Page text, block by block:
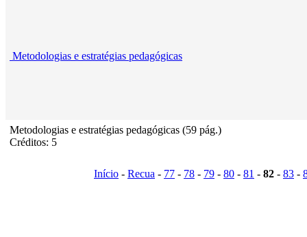
Metodologias e estratégias pedagógicas
Metodologias e estratégias pedagógicas (59 pág.)
Créditos: 5
Início - Recua - 77 - 78 - 79 - 80 - 81 - 82 - 83 -